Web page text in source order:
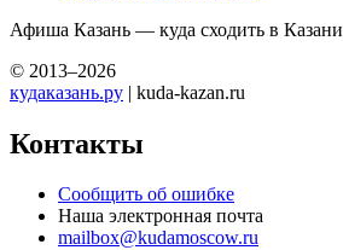
Афиша Казань — куда сходить в Казани
© 2013–2026
кудаказань.ру | kuda-kazan.ru
Контакты
Сообщить об ошибке
Наша электронная почта
mailbox@kudamoscow.ru